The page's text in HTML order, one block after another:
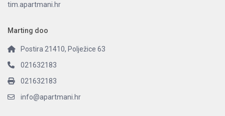
tim.apartmani.hr
Marting doo
Postira 21410, Polježice 63
021632183
021632183
info@apartmani.hr